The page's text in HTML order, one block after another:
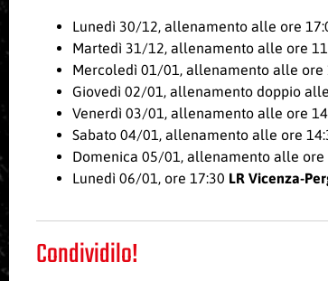
Lunedì 30/12, allenamento alle ore
Martedì 31/12, allenamento alle ore
Mercoledì 01/01, allenamento alle ore
Giovedì 02/01, allenamento doppio
Venerdì 03/01, allenamento alle ore
Sabato 04/01, allenamento alle ore
Domenica 05/01, allenamento alle ore
Lunedì 06/01, ore 17:30 LR Vicenza-
Condividilo!